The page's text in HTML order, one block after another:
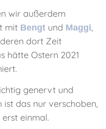
wir außerdem
mit Bengt und Maggi,
dort Zeit
hätte Ostern 2021
genervt und
das nur verschoben,
einmal.